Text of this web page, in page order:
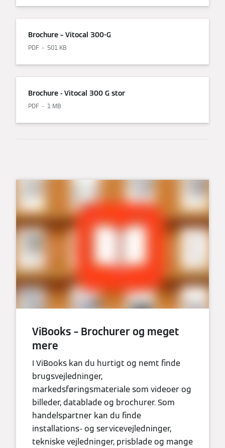
Brochure – Vitocal 300-G
PDF 501 KB
Brochure - Vitocal 300 G stor
PDF 1 MB
ViBooks – Brochurer og meget
mere
I ViBooks kan du hurtigt og nemt finde
brugsvejledninger,
markedsføringsmateriale som videoer og
billeder, datablade og brochurer. Som
handelspartner kan du finde
installations- og servicevejledninger,
tekniske vejledninger, prisblade og mange